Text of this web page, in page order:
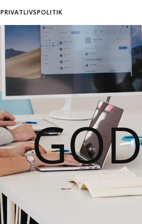
PRIVATLIVSPOLITIK